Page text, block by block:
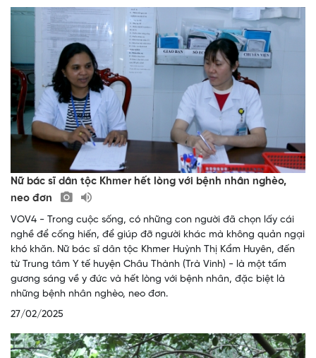
Nữ bác sĩ dân tộc Khmer hết lòng với bệnh nhân nghèo,
neo đơn
VOV4 - Trong cuộc sống, có những con người đã chọn lấy cái
nghề để cống hiến, để giúp đỡ người khác mà không quản ngại
khó khăn. Nữ bác sĩ dân tộc Khmer Huỳnh Thị Kẩm Huyên, đến
từ Trung tâm Y tế huyện Châu Thành (Trà Vinh) - là một tấm
gương sáng về y đức và hết lòng với bệnh nhân, đặc biệt là
những bệnh nhân nghèo, neo đơn.
27/02/2025